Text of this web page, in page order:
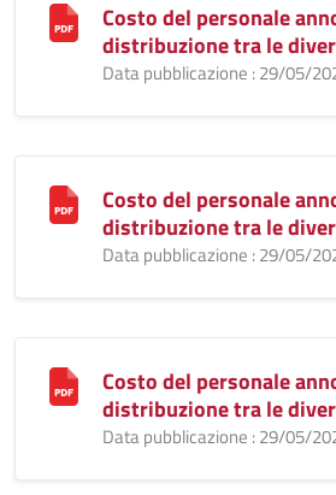
Costo del personale
distribuzione tra le
Data pubblicazione : 29/05/
Costo del personale
distribuzione tra le
Data pubblicazione : 29/05/
Costo del personale
distribuzione tra le
Data pubblicazione : 29/05/